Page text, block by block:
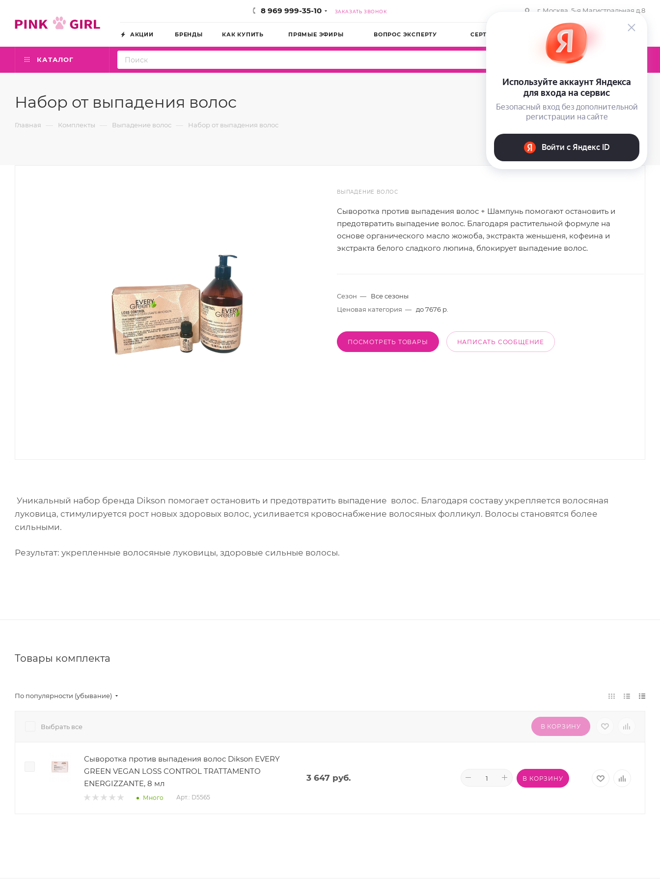
8 969 999-35-10 ЗАКАЗАТЬ ЗВОНОК г. Москва, 5-я Магистральная д.8
АКЦИИ БРЕНДЫ КАК КУПИТЬ ПРЯМЫЕ ЭФИРЫ ВОПРОС ЭКСПЕРТУ СЕРТИФИКАТЫ КОМПАНИЯ
КАТАЛОГ 0
Набор от выпадения волос
Главная — Комплекты — Выпадение волос — Набор от выпадения волос
ВЫПАДЕНИЕ ВОЛОС
Сыворотка против выпадения волос + Шампунь помогают остановить и
предотвратить выпадение волос. Благодаря растительной формуле на
основе органического масло жожоба, экстракта женьшеня, кофеина и
экстракта белого сладкого люпина, блокирует выпадение волос.
Сезон —
Все сезоны
Ценовая категория — до 7676 р.
ПОСМОТРЕТЬ ТОВАРЫ НАПИСАТЬ СООБЩЕНИЕ
Уникальный набор бренда Dikson помогает остановить и предотвратить выпадение волос. Благодаря составу укрепляется волосяная
луковица, стимулируется рост новых здоровых волос, усиливается кровоснабжение волосяных фолликул. Волосы становятся более
сильными.
Результат: укрепленные волосяные луковицы, здоровые сильные волосы.
Товары комплекта
По популярности (убывание)
Выбрать все В КОРЗИНУ
Сыворотка против выпадения волос Dikson EVERY
GREEN VEGAN LOSS CONTROL TRATTAMENTO
ENERGIZZANTE, 8 мл
Много Арт.: D5565
3 647 руб. В КОРЗИНУ